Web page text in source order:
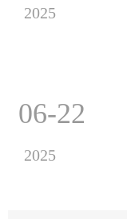
2025
06-22
2025